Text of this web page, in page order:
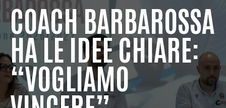
COACH BARBAROSSA
HA LE IDEE CHIARE:
“VOGLIAMO